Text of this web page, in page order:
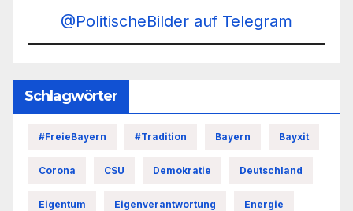
@PolitischeBilder auf Telegram
Schlagwörter
#FreieBayern #Tradition Bayern Bayxit
Corona CSU Demokratie Deutschland
Eigentum Eigenverantwortung Energie